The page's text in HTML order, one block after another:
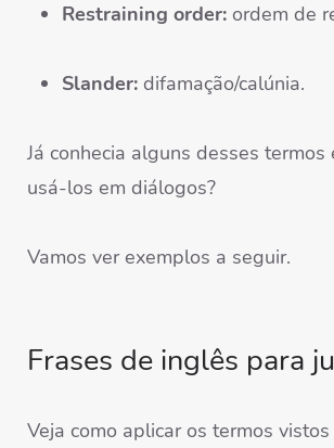
Restraining order: ordem de
Slander: difamação/calúnia.
Já conhecia alguns desses termos
usá-los em diálogos?
Vamos ver exemplos a seguir.
Frases de inglês para
Veja como aplicar os termos